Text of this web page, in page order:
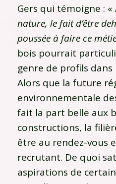
Gers qui témoigne : «
nature, le fait d’être
poussée à faire ce
bois pourrait
genre de profils dans
Alors que la future
environnementale
fait la part belle aux
constructions, la
être au rendez-vous
recrutant. De quoi
aspirations de